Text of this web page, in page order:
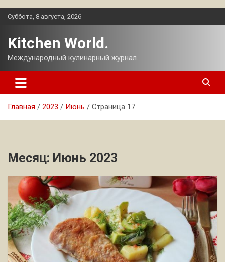
Перейти
Суббота, 8 августа, 2026
Kitchen World.
Международный кулинарный журнал.
Главная 2023 Июнь Страница 17
Месяц: Июнь 2023